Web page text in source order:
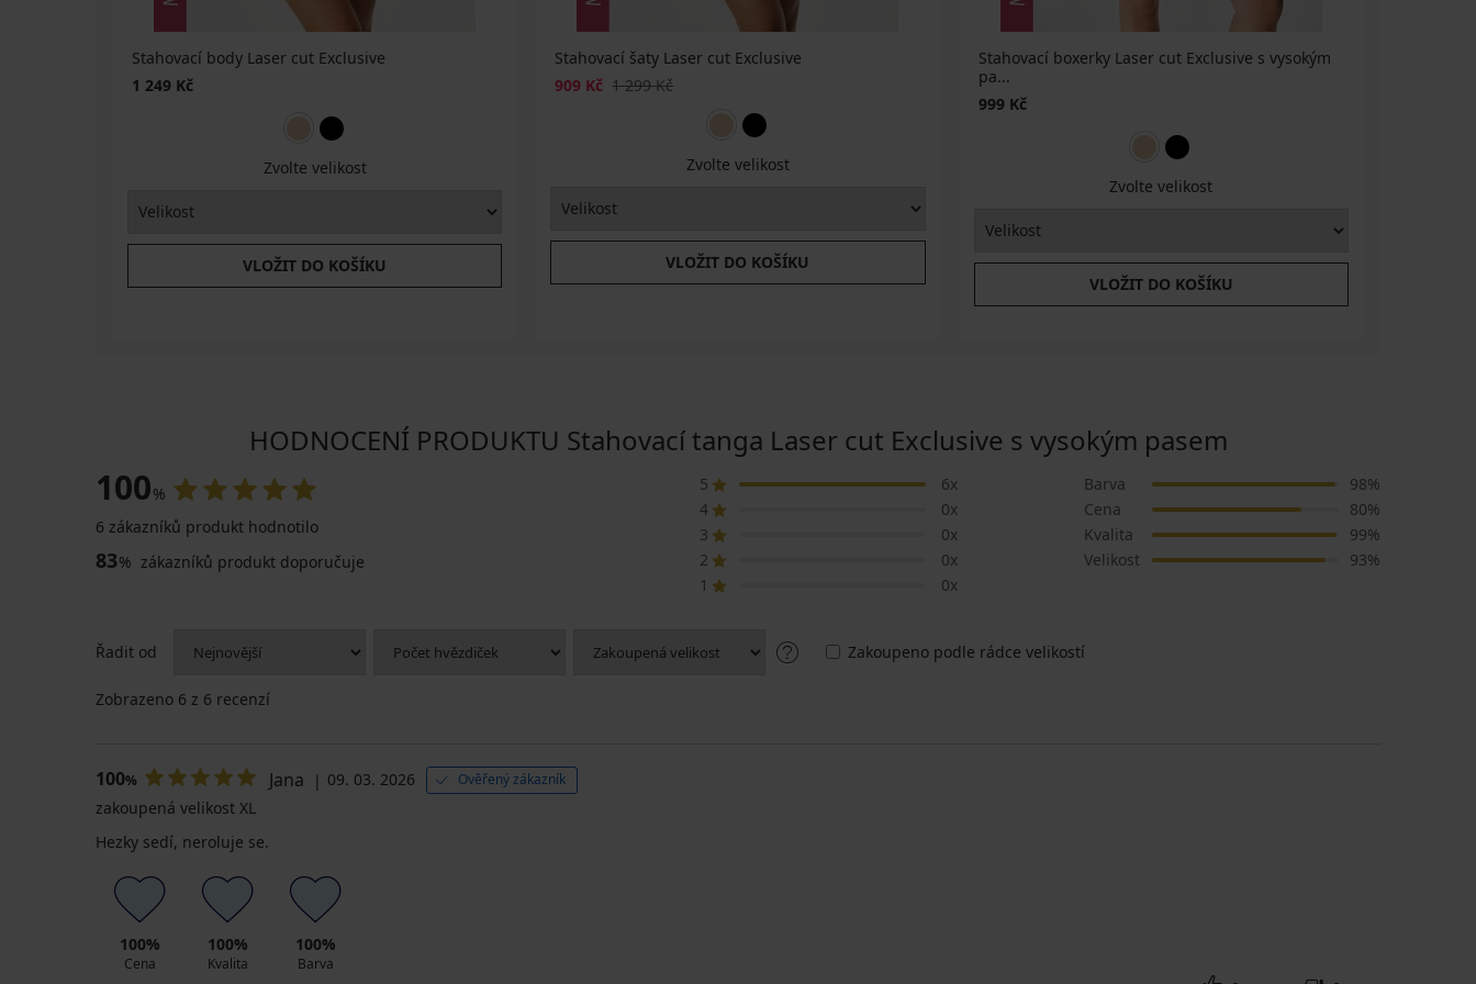
Stahovací body Laser cut Exclusive
1 249 Kč
Zvolte velikost
VLOŽIT DO KOŠÍKU
Stahovací šaty Laser cut Exclusive
909 Kč 1 299 Kč
Zvolte velikost
VLOŽIT DO KOŠÍKU
Stahovací boxerky Laser cut Exclusive s vysokým
pa...
999 Kč
Zvolte velikost
VLOŽIT DO KOŠÍKU
HODNOCENÍ PRODUKTU Stahovací tanga Laser cut Exclusive s vysokým pasem
100%
6 zákazníků produkt hodnotilo
83% zákazníků produkt doporučuje
5
6x
4
0x
3
0x
2
0x
1
0x
Barva
98%
Cena
80%
Kvalita
99%
Velikost
93%
Řadit od Zakoupeno podle rádce velikostí
Zobrazeno 6 z 6 recenzí
100% Jana 09. 03. 2026 Ověřený zákazník
zakoupená velikost XL
Hezky sedí, neroluje se.
100%
Cena
100%
Kvalita
100%
Barva